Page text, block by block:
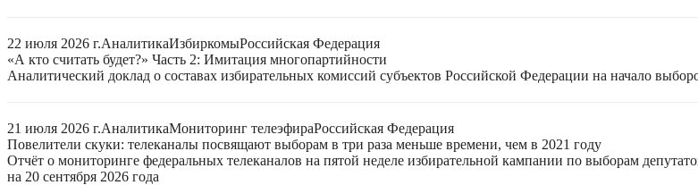
22 июля 2026 г.АналитикаИзбиркомыРоссийская Федерация
«А кто считать будет?» Часть 2: Имитация многопартийности
Аналитический доклад о составах избирательных комиссий субъектов Российской Федерации на начало
21 июля 2026 г.АналитикаМониторинг телеэфираРоссийская Федерация
Повелители скуки: телеканалы посвящают выборам в три раза меньше времени, чем в 2021 году
Отчёт о мониторинге федеральных телеканалов на пятой неделе избирательной кампании по выборам
на 20 сентября 2026 года